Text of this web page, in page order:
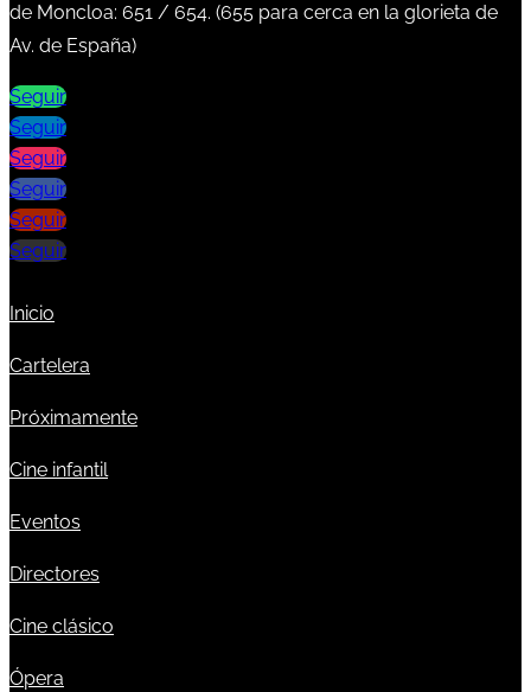
de Moncloa: 651 / 654. (655 para cerca en la glorieta de
Av. de España)
Seguir
Seguir
Seguir
Seguir
Seguir
Seguir
Inicio
Cartelera
Próximamente
Cine infantil
Eventos
Directores
Cine clásico
Ópera